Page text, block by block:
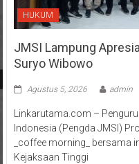
HUKUM
JMSI Lampung
Suryo Wibowo
Agustus 5, 2026 admin
Linkarutama.com –
Indonesia (Pengda JMSI)
_coffee morning_ bersama
Kejaksaan Tinggi